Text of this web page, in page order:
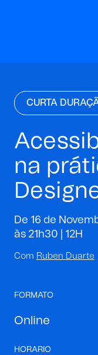
CURTA
na
De 16 de
às 21h30 | 12H
Com Ruben Duarte
FORMATO
Online
HORARIO